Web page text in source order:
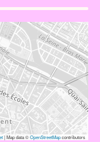
|Map data ©OpenStreetMapcontributors